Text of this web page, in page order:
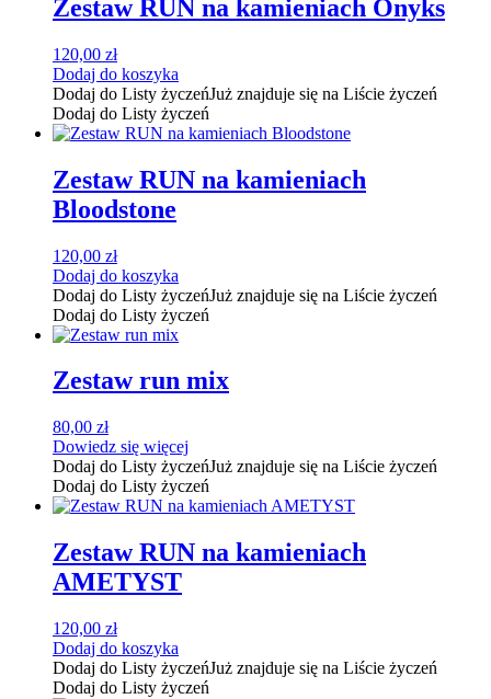
Zestaw RUN na kamieniach Onyks
120,00 zł
Dodaj do koszyka
Dodaj do Listy życzeńJuż znajduje się na Liście życzeń
Dodaj do Listy życzeń
Zestaw RUN na kamieniach
Bloodstone
120,00 zł
Dodaj do koszyka
Dodaj do Listy życzeńJuż znajduje się na Liście życzeń
Dodaj do Listy życzeń
Zestaw run mix
80,00 zł
Dowiedz się więcej
Dodaj do Listy życzeńJuż znajduje się na Liście życzeń
Dodaj do Listy życzeń
Zestaw RUN na kamieniach
AMETYST
120,00 zł
Dodaj do koszyka
Dodaj do Listy życzeńJuż znajduje się na Liście życzeń
Dodaj do Listy życzeń